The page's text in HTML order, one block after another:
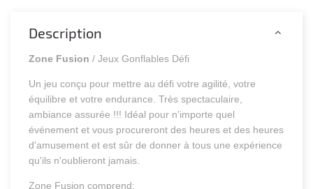
Description
Zone Fusion/ Jeux Gonflables Défi
Un jeu conçu pour mettre au défi votre agilité, votre
équilibre et votre endurance. Très spectaculaire,
ambiance assurée !!! Idéal pour n'importe quel
événement et vous procureront des heures et des heures
d'amusement et est sûr de donner à tous une expérience
qu'ils n'oublieront jamais.
Zone Fusion comprend: